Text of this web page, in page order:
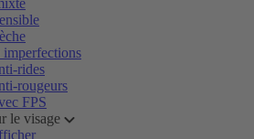
imperfections
rides
rougeurs
FPS
le visage